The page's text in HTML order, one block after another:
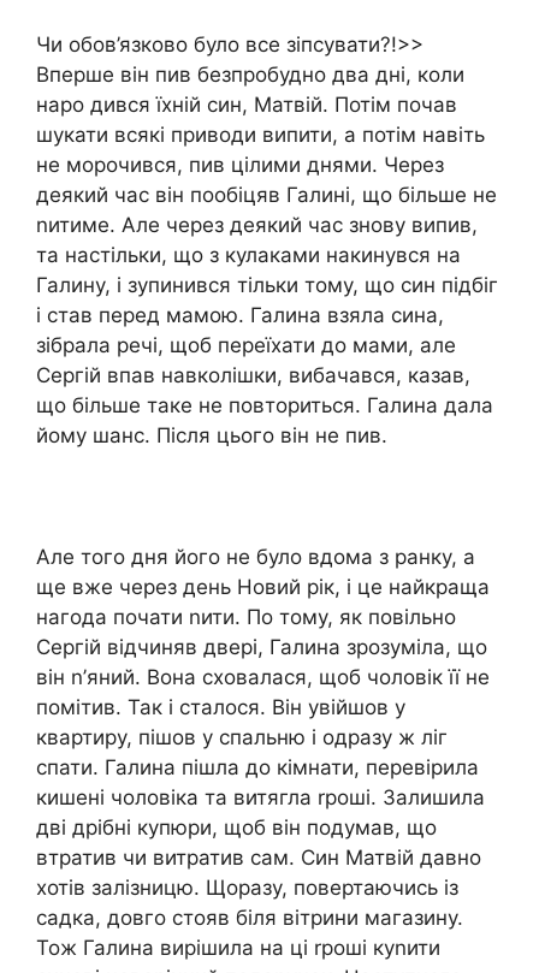
Чи обов’язково було все зіпсувати?!>>
Вперше він пив безпробудно два дні, коли
наро дився їхній син, Матвій. Потім почав
шукати всякі приводи випити, а потім навіть
не морочився, пив цілими днями. Через
деякий час він пообіцяв Галині, що більше не
nитиме. Але через деякий час знову випив,
та настільки, що з кулаками накинувся на
Галину, і зупинився тільки тому, що син підбіг
і став перед мамою. Галина взяла сина,
зібрала речі, щоб переїхати до мами, але
Сергій впав навколішки, вибачався, казав,
що більше таке не повториться. Галина дала
йому шанс. Після цього він не пив.
Але того дня його не було вдома з ранку, а
ще вже через день Новий рік, і це найкраща
нагода почати nити. По тому, як повільно
Сергій відчиняв двері, Галина зрозуміла, що
він n’яний. Вона сховалася, щоб чоловік її не
помітив. Так і сталося. Він увійшов у
квартиру, пішов у спальню і одразу ж ліг
спати. Галина пішла до кімнати, перевірила
кишені чоловіка та витягла rроші. Залишила
дві дрібні купюри, щоб він подумав, що
втратив чи витратив сам. Син Матвій давно
хотів залізницю. Щоразу, повертаючись із
садка, довго стояв біля вітрини магазину.
Тож Галина вирішила на ці rроші куnити